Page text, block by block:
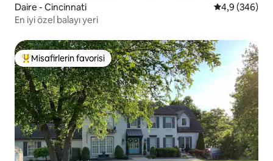
Daire - Cincinnati 5 üzerinden
4,9 (346)
En iyi özel balayı yeri
Misafirlerin favorilerinden en beğenilenler arasında
Misafirlerin favorisi